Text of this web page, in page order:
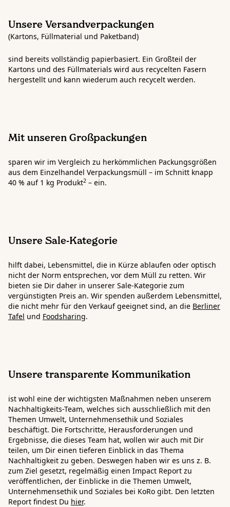
Unsere Versandverpackungen
(Kartons, Füllmaterial und Paketband)
sind bereits vollständig papierbasiert. Ein Großteil der
Kartons und des Füllmaterials wird aus recycelten Fasern
hergestellt und kann wiederum auch recycelt werden.
Mit unseren Großpackungen
sparen wir im Vergleich zu herkömmlichen Packungsgrößen
aus dem Einzelhandel Verpackungsmüll – im Schnitt knapp
40 % auf 1 kg Produkt2 – ein.
Unsere Sale-Kategorie
hilft dabei, Lebensmittel, die in Kürze ablaufen oder optisch
nicht der Norm entsprechen, vor dem Müll zu retten. Wir
bieten sie Dir daher in unserer Sale-Kategorie zum
vergünstigten Preis an. Wir spenden außerdem Lebensmittel,
die nicht mehr für den Verkauf geeignet sind, an die Berliner
Tafel und Foodsharing.
Unsere transparente Kommunikation
ist wohl eine der wichtigsten Maßnahmen neben unserem
Nachhaltigkeits-Team, welches sich ausschließlich mit den
Themen Umwelt, Unternehmensethik und Soziales
beschäftigt. Die Fortschritte, Herausforderungen und
Ergebnisse, die dieses Team hat, wollen wir auch mit Dir
teilen, um Dir einen tieferen Einblick in das Thema
Nachhaltigkeit zu geben. Deswegen haben wir es uns z. B.
zum Ziel gesetzt, regelmäßig einen Impact Report zu
veröffentlichen, der Einblicke in die Themen Umwelt,
Unternehmensethik und Soziales bei KoRo gibt. Den letzten
Report findest Du hier.